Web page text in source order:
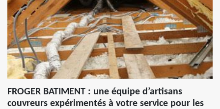
FROGER BATIMENT : une équipe d’artisans
couvreurs expérimentés à votre service pour les